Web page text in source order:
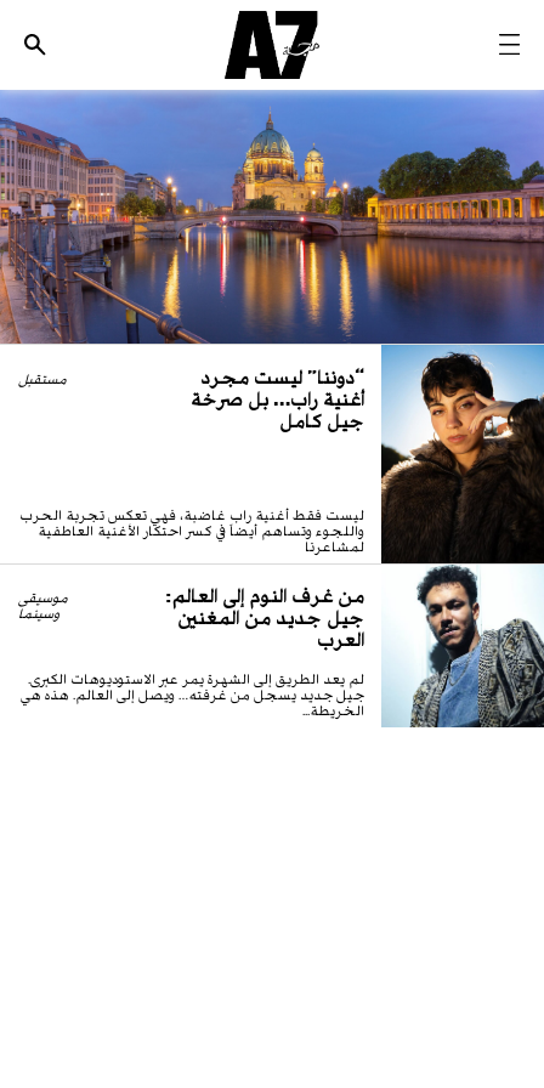
الأخبار
موضة وجمال
ثقافة
ديسكوفري
مجوهرات وساعات
EDITORIALS
WHO/HOW
“دوننا” ليست مجرد
أغنية راب… بل صرخة
جيل كامل
مستقبل
ليست فقط أغنية راب غاضبة، فهي تعكس تجربة الحرب
واللجوء وتساهم أيضاً في كسر احتكار الأغنية العاطفية
لمشاعرنا
من غرف النوم إلى العالم:
جيل جديد من المغنين
العرب
موسيقى
وسينما
لم يعد الطريق إلى الشهرة يمر عبر الاستوديوهات الكبرى.
جيل جديد يسجل من غرفته… ويصل إلى العالم. هذه هي
الخريطة...